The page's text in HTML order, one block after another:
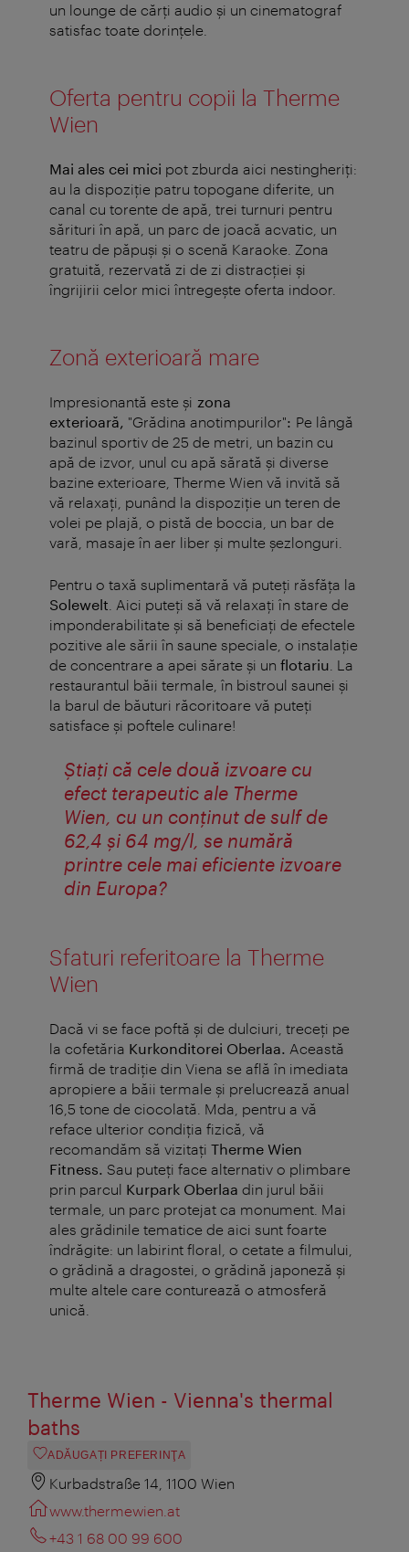
un lounge de cărţi audio şi un cinematograf
satisfac toate dorinţele.
Oferta pentru copii la Therme
Wien
Mai ales cei mici pot zburda aici nestingheriţi:
au la dispoziţie patru topogane diferite, un
canal cu torente de apă, trei turnuri pentru
sărituri în apă, un parc de joacă acvatic, un
teatru de păpuşi şi o scenă Karaoke. Zona
gratuită, rezervată zi de zi distracţiei şi
îngrijirii celor mici întregeşte oferta indoor.
Zonă exterioară mare
Impresionantă este și zona
exterioară, "Grădina anotimpurilor": Pe lângă
bazinul sportiv de 25 de metri, un bazin cu
apă de izvor, unul cu apă sărată și diverse
bazine exterioare, Therme Wien vă invită să
vă relaxați, punând la dispoziție un teren de
volei pe plajă, o pistă de boccia, un bar de
vară, masaje în aer liber și multe șezlonguri.
Pentru o taxă suplimentară vă puteţi răsfăţa la
Solewelt . Aici puteţi să vă relaxaţi în stare de
imponderabilitate şi să beneficiaţi de efectele
pozitive ale sării în saune speciale, o instalaţie
de concentrare a apei sărate şi un flotariu . La
restaurantul băii termale, în bistroul saunei şi
la barul de băuturi răcoritoare vă puteţi
satisface şi poftele culinare!
Știați că cele două izvoare cu
efect terapeutic ale Therme
Wien, cu un conținut de sulf de
62,4 și 64 mg/l, se numără
printre cele mai eficiente izvoare
din Europa?
Sfaturi referitoare la Therme
Wien
Dacă vi se face poftă şi de dulciuri, treceţi pe
la cofetăria Kurkonditorei Oberlaa. Această
firmă de tradiţie din Viena se află în imediata
apropiere a băii termale şi prelucrează anual
16,5 tone de ciocolată. Mda, pentru a vă
reface ulterior condiţia fizică, vă
recomandăm să vizitaţi Therme Wien
Fitness. Sau puteţi face alternativ o plimbare
prin parcul Kurpark Oberlaa din jurul băii
termale, un parc protejat ca monument. Mai
ales grădinile tematice de aici sunt foarte
îndrăgite: un labirint floral, o cetate a filmului,
o grădină a dragostei, o grădină japoneză şi
multe altele care conturează o atmosferă
unică.
Therme Wien - Vienna's thermal
baths
ADĂUGAȚI PREFERINŢA
Kurbadstraße 14, 1100 Wien
www.thermewien.at
+43 1 68 00 99 600